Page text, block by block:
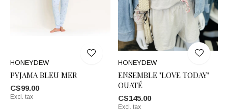
HONEYDEW
PYJAMA BLEU MER
C$99.00
Excl. tax
HONEYDEW
ENSEMBLE "LOVE TODAY"
OUATÉ
C$145.00
Excl. tax